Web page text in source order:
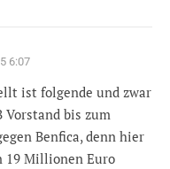
6:07
ist folgende und zwar
Vorstand bis zum
Benfica, denn hier
19 Millionen Euro